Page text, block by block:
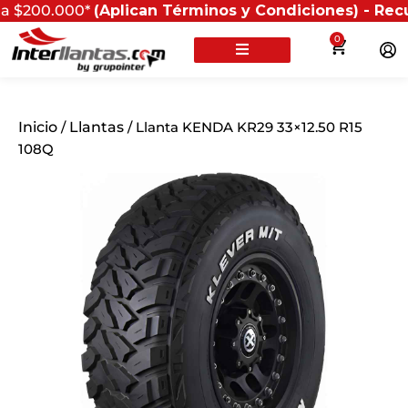
(Aplican Términos y Condiciones) -
0
Inicio / Llantas / Llanta KENDA KR29 33×12.50 R15
108Q